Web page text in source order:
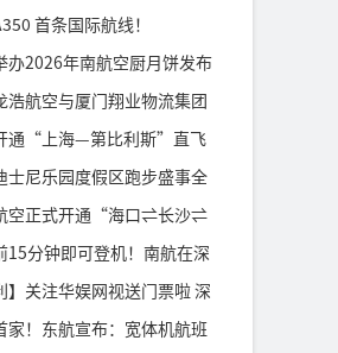
首条国际航线！
办2026年南航空厨月饼发布
浩航空与厦门翔业物流集团
通“上海—第比利斯”直飞
士尼乐园度假区跑步盛事全
空正式开通“海口⇌长沙⇌
15分钟即可登机！南航在深
】关注华娱网视送门票啦 深
家！东航宣布：宽体机航班